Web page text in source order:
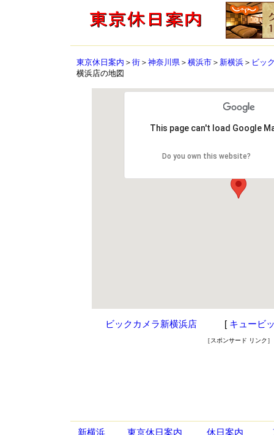
東京休日案内 ＞ 街 ＞ 神奈川県 ＞ 横浜市 ＞ 新横浜 ＞ ビッ
横浜店の地図
This page can't load Google
Do you own this website?
ビックカメラ新横浜店 [ キュービ
［スポンサード リンク］
新横浜 東京休日案内 休日案内